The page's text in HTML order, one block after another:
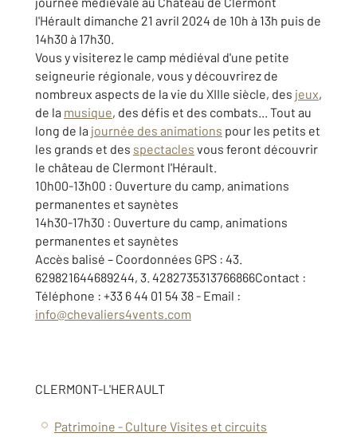
l'Hérault dimanche 21 avril 2024 de 10h à 13h puis de
14h30 à 17h30.
Vous y visiterez le camp médiéval d'une petite
seigneurie régionale, vous y découvrirez de
nombreux aspects de la vie du XIIIe siècle, des jeux,
de la musique, des défis et des combats... Tout au
long de la journée des animations pour les petits et
les grands et des spectacles vous feront découvrir
le château de Clermont l'Hérault.
10h00-13h00 : Ouverture du camp, animations
permanentes et saynètes
14h30-17h30 : Ouverture du camp, animations
permanentes et saynètes
Accès balisé – Coordonnées GPS : 43.
629821644689244, 3. 4282735313766866Contact :
Téléphone : +33 6 44 01 54 38 - Email :
info@chevaliers4vents.com
CLERMONT-L'HERAULT
Patrimoine - Culture Visites et circuits